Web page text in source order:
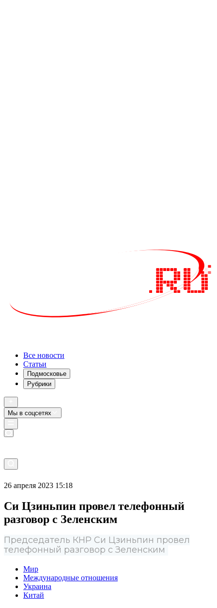
Все новости
Статьи
Подмосковье
Рубрики
Мы в соцсетях
26 апреля 2023 15:18
Си Цзиньпин провел телефонный
разговор с Зеленским
Председатель КНР Си Цзиньпин провел
телефонный разговор с Зеленским
Мир
Международные отношения
Украина
Китай